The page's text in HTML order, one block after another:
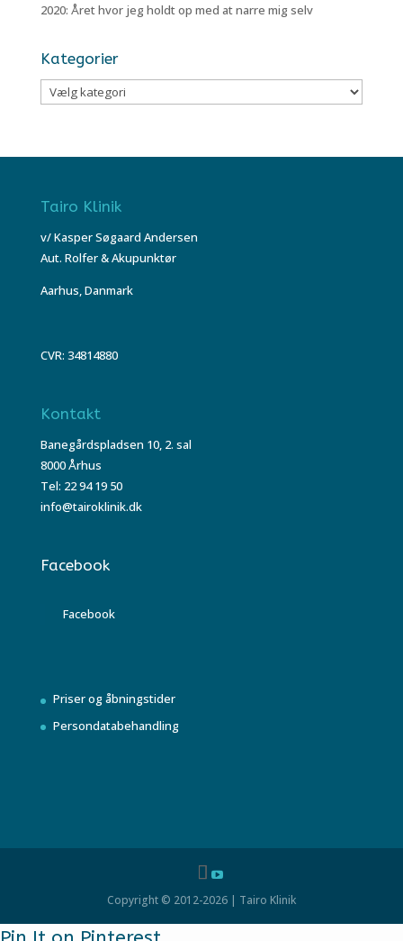
2020: Året hvor jeg holdt op med at narre mig selv
Kategorier
Kategorier
Tairo Klinik
v/ Kasper Søgaard Andersen
Aut. Rolfer & Akupunktør
Aarhus, Danmark
CVR: 34814880
Kontakt
Banegårdspladsen 10, 2. sal
8000 Århus
Tel: 22 94 19 50
info@tairoklinik.dk
Facebook
Facebook
Priser og åbningstider
Persondatabehandling
Copyright © 2012-2026 | Tairo Klinik